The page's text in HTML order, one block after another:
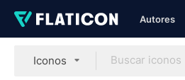
Autores
Iconos